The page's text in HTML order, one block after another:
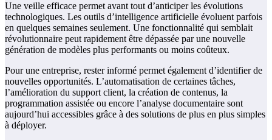
Une veille efficace permet avant tout d’anticiper les évolutions
technologiques. Les outils d’intelligence artificielle évoluent parfois
en quelques semaines seulement. Une fonctionnalité qui semblait
révolutionnaire peut rapidement être dépassée par une nouvelle
génération de modèles plus performants ou moins coûteux.
Pour une entreprise, rester informé permet également d’identifier de
nouvelles opportunités. L’automatisation de certaines tâches,
l’amélioration du support client, la création de contenus, la
programmation assistée ou encore l’analyse documentaire sont
aujourd’hui accessibles grâce à des solutions de plus en plus simples
à déployer.